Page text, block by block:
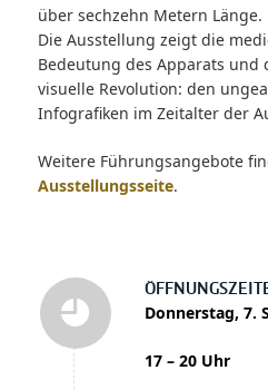
Donnerstag, 7.
17 – 20 Uhr
über sechzehn Metern Länge.
Die Ausstellung zeigt die
Bedeutung des Apparats und
visuelle Revolution: den
Infografiken im Zeitalter der
Weitere Führungsangebote
Ausstellungsseite.